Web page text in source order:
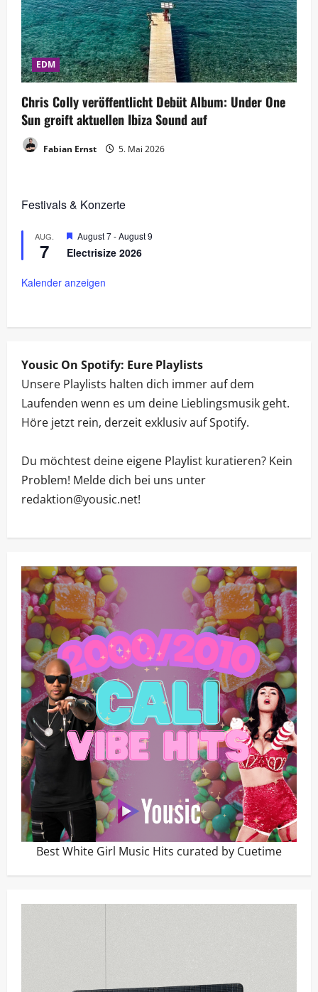
EDM
Chris Colly veröffentlicht Debüt Album: Under One
Sun greift aktuellen Ibiza Sound auf
Fabian Ernst 5. Mai 2026
Festivals & Konzerte
AUG.
7
H
r
o
h
n
August 7-August 9
Electrisize 2026
Kalender anzeigen
Yousic On Spotify: Eure Playlists
Unsere Playlists halten dich immer auf dem
Laufenden wenn es um deine Lieblingsmusik geht.
Höre jetzt rein, derzeit exklusiv auf Spotify.
Du möchtest deine eigene Playlist kuratieren? Kein
Problem! Melde dich bei uns unter
redaktion@yousic.net!
Best White Girl Music Hits curated by Cuetime